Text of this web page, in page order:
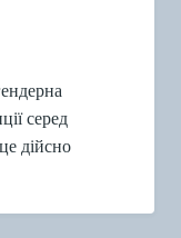
серед
дійсно